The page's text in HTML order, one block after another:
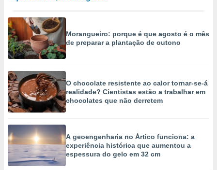
Morangueiro: porque é que agosto é o mês
de preparar a plantação de outono
O chocolate resistente ao calor tornar-se-á
realidade? Cientistas estão a trabalhar em
chocolates que não derretem
A geoengenharia no Ártico funciona: a
experiência histórica que aumentou a
espessura do gelo em 32 cm